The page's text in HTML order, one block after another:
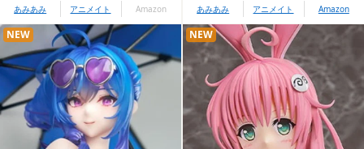
あみあみ アニメイト Amazon あみあみ アニメイト Amazon
NEW NEW